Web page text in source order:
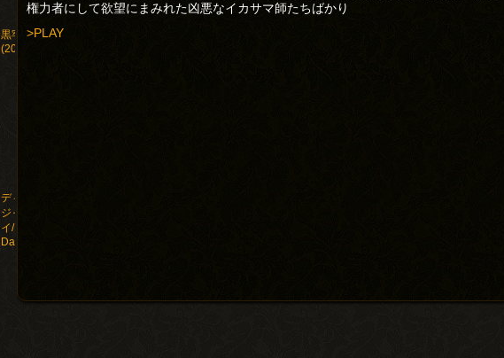
黒牢城
(2026)
ディスクロー
ジャー・デ
イ/Disclosure
Day(2026)
権力者にして欲望にまみれた凶悪なイカサマ師たちばかり
>PLAY